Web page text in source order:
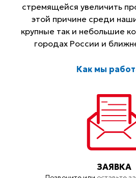
стремящейся увеличить
этой причине среди
крупные так и небольшие
городах России и
Как мы
ЗАЯВКА